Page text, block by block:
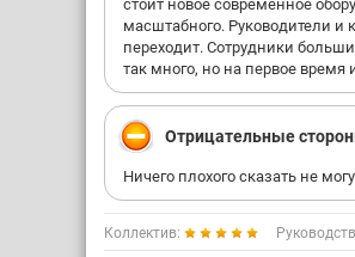
стоит новое современное
масштабного. Руководители и
переходит. Сотрудники
так много, но на первое
Отрицательные
Ничего плохого сказать не могу
Коллектив: